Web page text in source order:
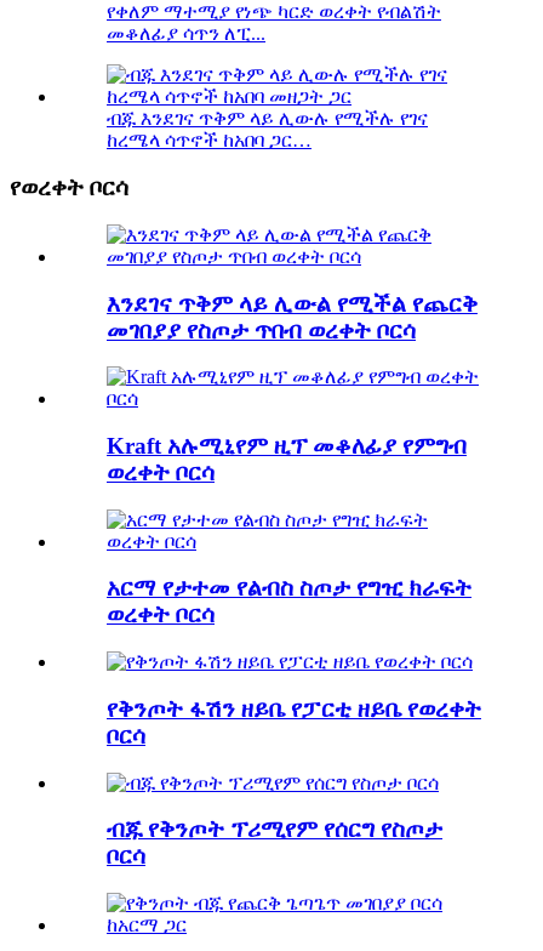
የቀለም ማተሚያ የነጭ ካርድ ወረቀት የብልሽት
መቆለፊያ ሳጥን ለፒ...
ብጁ እንደገና ጥቅም ላይ ሊውሉ የሚችሉ የገና
ከረሜላ ሳጥኖች ከአበባ ጋር…
የወረቀት ቦርሳ
እንደገና ጥቅም ላይ ሊውል የሚችል የጨርቅ
መገበያያ የስጦታ ጥበብ ወረቀት ቦርሳ
Kraft አሉሚኒየም ዚፕ መቆለፊያ የምግብ
ወረቀት ቦርሳ
አርማ የታተመ የልብስ ስጦታ የግዢ ክራፍት
ወረቀት ቦርሳ
የቅንጦት ፋሽን ዘይቤ የፓርቲ ዘይቤ የወረቀት
ቦርሳ
ብጁ የቅንጦት ፕሪሚየም የሰርግ የስጦታ
ቦርሳ